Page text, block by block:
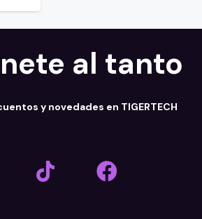
al tanto
y novedades en TIGERTECH